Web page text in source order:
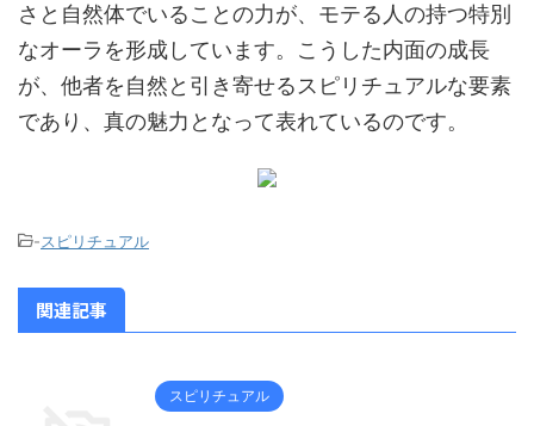
さと自然体でいることの力が、モテる人の持つ特別
なオーラを形成しています。こうした内面の成長
が、他者を自然と引き寄せるスピリチュアルな要素
であり、真の魅力となって表れているのです。
-スピリチュアル
関連記事
スピリチュアル